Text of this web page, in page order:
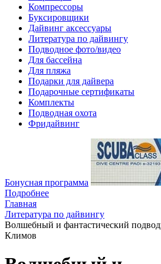
Компрессоры
Буксировщики
Дайвинг аксессуары
Литература по дайвингу
Подводное фото/видео
Для бассейна
Для пляжа
Подарки для дайвера
Подарочные сертификаты
Комплекты
Подводная охота
Фридайвинг
Бонусная программа
Подробнее
Главная
Литература по дайвингу
Волшебный и фантастический
Климов